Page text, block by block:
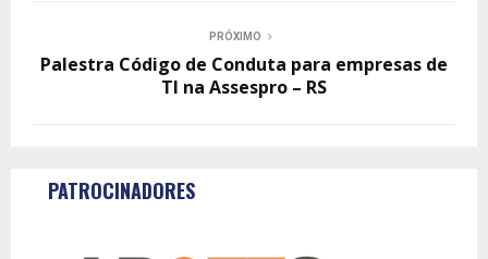
PRÓXIMO
Palestra Código de Conduta para empresas de
TI na Assespro – RS
PATROCINADORES